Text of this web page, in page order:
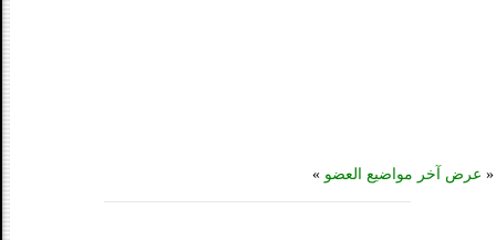
« عرض آخر مواضيع العضو »